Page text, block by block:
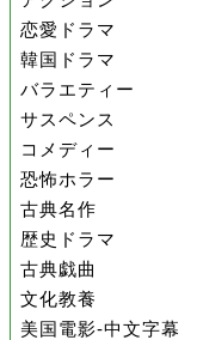
恋愛ドラマ
韓国ドラマ
バラエティー
サスペンス
コメディー
恐怖ホラー
古典名作
歴史ドラマ
古典戯曲
文化教養
美国電影-中文字幕